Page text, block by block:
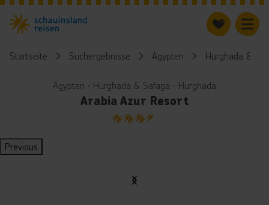
Startseite Suchergebnisse Ägypten Hurghada &
Ägypten ∙ Hurghada & Safaga ∙ Hurghada
Arabia Azur Resort
3.5
Previous